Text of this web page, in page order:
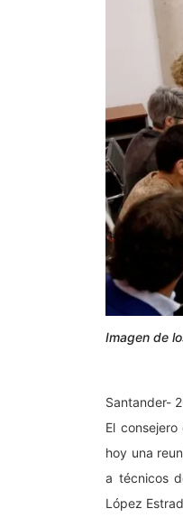
Imagen de
Santander-
El
hoy una
a técnicos
López